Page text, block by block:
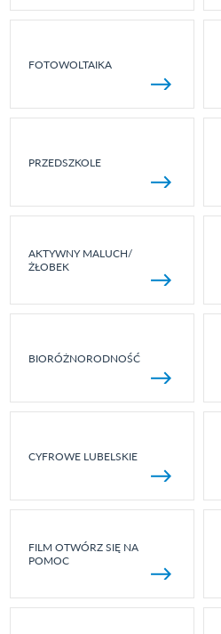
FOTOWOLTAIKA
PRZEDSZKOLE
AKTYWNY MALUCH/
ŻŁOBEK
BIORÓŻNORODNOŚĆ
CYFROWE LUBELSKIE
FILM OTWÓRZ SIĘ NA
POMOC